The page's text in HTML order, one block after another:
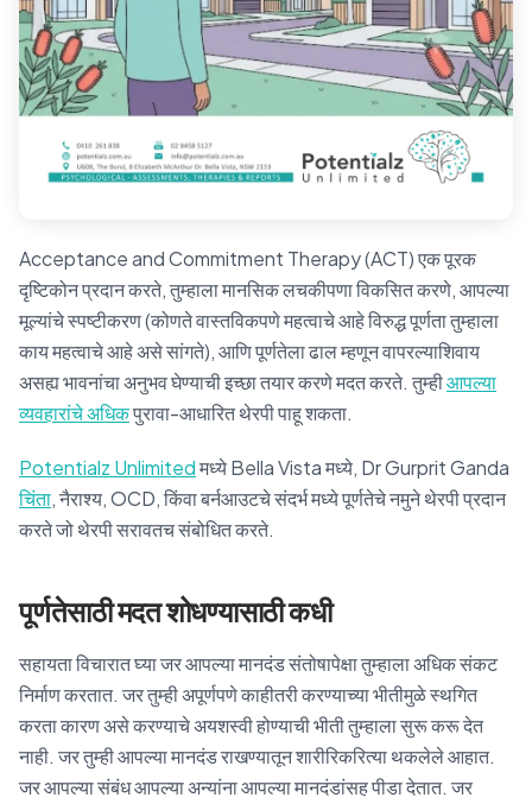
Acceptance and Commitment Therapy (ACT) एक पूरक
दृष्टिकोन प्रदान करते, तुम्हाला मानसिक लचकीपणा विकसित करणे, आपल्या
मूल्यांचे स्पष्टीकरण (कोणते वास्तविकपणे महत्वाचे आहे विरुद्ध पूर्णता तुम्हाला
काय महत्वाचे आहे असे सांगते), आणि पूर्णतेला ढाल म्हणून वापरल्याशिवाय
असह्य भावनांचा अनुभव घेण्याची इच्छा तयार करणे मदत करते. तुम्हीआपल्या
व्यवहारांचे अधिकपुरावा-आधारित थेरपी पाहू शकता.
Potentialz Unlimitedमध्ये Bella Vista मध्ये, Dr Gurprit Ganda
चिंता, नैराश्य, OCD, किंवा बर्नआउटचे संदर्भ मध्ये पूर्णतेचे नमुने थेरपी प्रदान
करते जो थेरपी सरावतच संबोधित करते.
पूर्णतेसाठी मदत शोधण्यासाठी कधी
सहायता विचारात घ्या जर आपल्या मानदंड संतोषापेक्षा तुम्हाला अधिक संकट
निर्माण करतात. जर तुम्ही अपूर्णपणे काहीतरी करण्याच्या भीतीमुळे स्थगित
करता कारण असे करण्याचे अयशस्वी होण्याची भीती तुम्हाला सुरू करू देत
नाही. जर तुम्ही आपल्या मानदंड राखण्यातून शारीरिकरित्या थकलेले आहात.
जर आपल्या संबंध आपल्या अन्यांना आपल्या मानदंडांसह पीडा देतात. जर